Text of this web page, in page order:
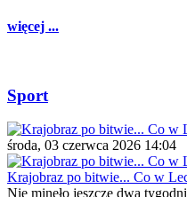
więcej ...
Sport
środa, 03 czerwca 2026 14:04
Krajobraz po bitwie... Co w
Nie minęło jeszcze dwa